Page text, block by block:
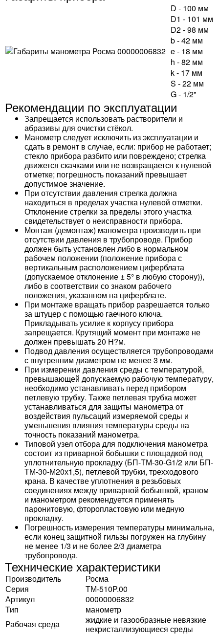
D - 100 мм
D1 - 101 мм
D2 - 98 мм
b - 42 мм
e - 18 мм
h - 82 мм
k - 17 мм
S - 22 мм
G - 1/2"
Рекомендации по эксплуатации
Запрещается использовать растворители и
абразивы для очистки стёкол.
Манометр следует исключить из эксплуатации и
сдать в ремонт в случае, если: прибор не работает;
стекло прибора разбито или повреждено; стрелка
движется скачками или не возвращается к нулевой
отметке; погрешность показаний превышает
допустимое значение.
При отсутствии давления стрелка должна
находиться в пределах участка нулевой отметки.
Отклонение стрелки за пределы этого участка
свидетельствует о неисправности прибора.
Монтаж (демонтаж) манометра производить при
отсутствии давления в трубопроводе. Прибор
должен быть установлен либо в нормальном
рабочем положении (положение прибора с
вертикальным расположением циферблата
(допускаемое отклонение ± 5° в любую сторону)),
либо в соответствии со знаком рабочего
положения, указанном на циферблате.
При монтаже вращать прибор разрешается только
за штуцер с помощью гаечного ключа.
Прикладывать усилие к корпусу прибора
запрещается. Крутящий момент при монтаже не
должен превышать 20 Н?м.
Подвод давления осуществляется трубопроводами
с внутренним диаметром не менее 3 мм.
При измерении давления среды с температурой,
превышающей допускаемую рабочую температуру,
необходимо устанавливать перед прибором
петлевую трубку. Также петлевая трубка может
устанавливаться для защиты манометра от
воздействия пульсаций измеряемой среды и
уменьшения влияния температуры среды на
точность показаний манометра.
Типовой узел отбора для подключения манометра
состоит из приварной бобышки с площадкой под
уплотнительную прокладку (БП-ТМ-30-G1/2 или БП-
ТМ-30-М20х1,5), петлевой трубки, трехходового
крана. В качестве уплотнения в резьбовых
соединениях между приварной бобышкой, краном
и манометром рекомендуется применять
паронитовую, фторопластовую или медную
прокладку.
Погрешность измерения температуры минимальна,
если конец защитной гильзы погружен на глубину
не менее 1/3 и не более 2/3 диаметра
трубопровода.
Технические характеристики
Производитель
Росма
Серия
ТМ-510P.00
Артикул
00000006832
Тип
манометр
Рабочая среда
жидкие и газообразные невязкие
некристаллизующиеся среды